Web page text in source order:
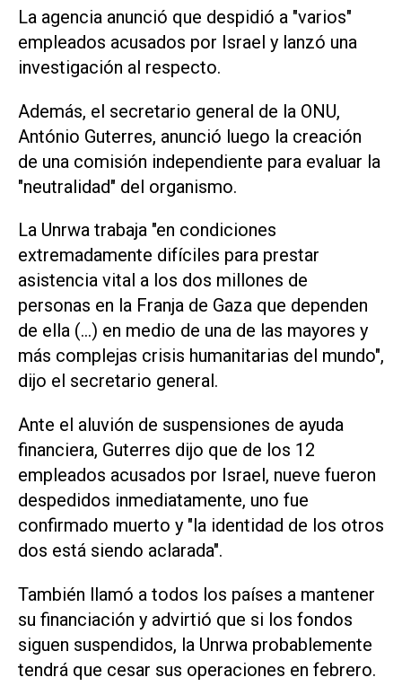
La agencia anunció que despidió a "varios"
empleados acusados por Israel y lanzó una
investigación al respecto.
Además, el secretario general de la ONU,
António Guterres, anunció luego la creación
de una comisión independiente para evaluar la
"neutralidad" del organismo.
La Unrwa trabaja "en condiciones
extremadamente difíciles para prestar
asistencia vital a los dos millones de
personas en la Franja de Gaza que dependen
de ella (...) en medio de una de las mayores y
más complejas crisis humanitarias del mundo",
dijo el secretario general.
Ante el aluvión de suspensiones de ayuda
financiera, Guterres dijo que de los 12
empleados acusados por Israel, nueve fueron
despedidos inmediatamente, uno fue
confirmado muerto y "la identidad de los otros
dos está siendo aclarada".
También llamó a todos los países a mantener
su financiación y advirtió que si los fondos
siguen suspendidos, la Unrwa probablemente
tendrá que cesar sus operaciones en febrero.